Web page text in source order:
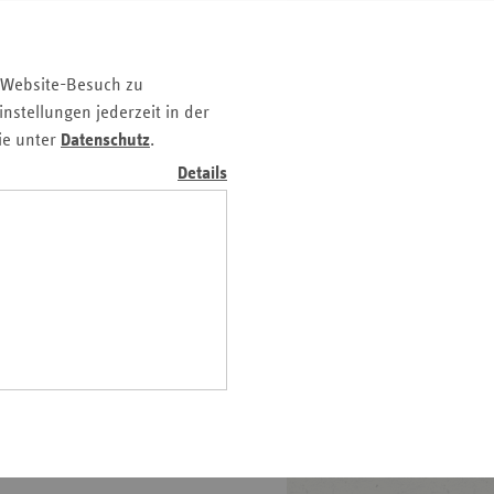
Besuch zu
jederzeit in der
unter Datenschutz.
Details